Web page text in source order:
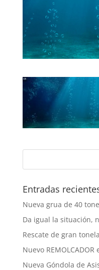
Entradas
Nueva grua de 40
Da igual la situación,
Rescate de gran
Nuevo REMOLCADOR
Nueva Góndola de